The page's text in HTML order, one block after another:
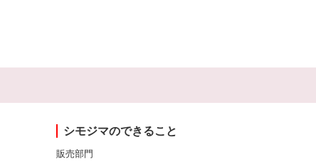
シモジマのできること
販売部門